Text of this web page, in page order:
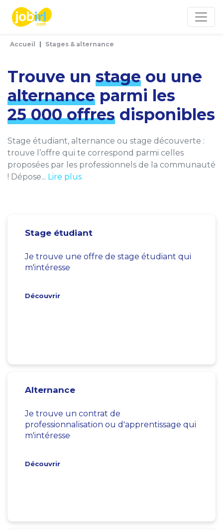
Accueil Stages & alternance
Trouve un stage ou une
alternance parmi les
25 000 offres disponibles
Stage étudiant, alternance ou stage découverte :
trouve l’offre qui te correspond parmi celles
proposées par les professionnels de la communauté
! Dépose... Lire plus
Stage étudiant
Je trouve une offre de stage étudiant qui
m'intéresse
Découvrir
Alternance
Je trouve un contrat de
professionnalisation ou d'apprentissage qui
m'intéresse
Découvrir
Panneau de gestion des cookies